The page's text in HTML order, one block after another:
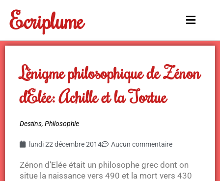
contenu
Ecriplume
Main
L’énigme philosophique de Zénon
d’Elée: Achille et la Tortue
Destins, Philosophie
lundi 22 décembre 2014 Aucun commentaire
Zénon d’Elée était un philosophe grec dont on
situe la naissance vers 490 et la mort vers 430